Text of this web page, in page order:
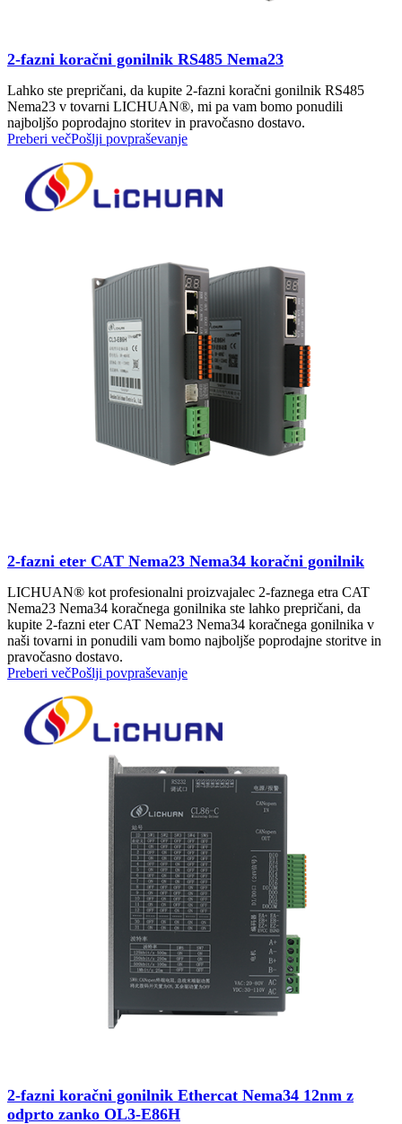
2-fazni koračni gonilnik RS485 Nema23
Lahko ste prepričani, da kupite 2-fazni koračni gonilnik RS485
Nema23 v tovarni LICHUAN®, mi pa vam bomo ponudili
najboljšo poprodajno storitev in pravočasno dostavo.
Preberi večPošlji povpraševanje
2-fazni eter CAT Nema23 Nema34 koračni gonilnik
LICHUAN® kot profesionalni proizvajalec 2-faznega etra CAT
Nema23 Nema34 koračnega gonilnika ste lahko prepričani, da
kupite 2-fazni eter CAT Nema23 Nema34 koračnega gonilnika v
naši tovarni in ponudili vam bomo najboljše poprodajne storitve in
pravočasno dostavo.
Preberi večPošlji povpraševanje
2-fazni koračni gonilnik Ethercat Nema34 12nm z
odprto zanko OL3-E86H